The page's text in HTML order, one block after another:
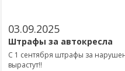
03.09.2025
Штрафы за автокресла
С 1 сентября штрафы за
вырастут!!